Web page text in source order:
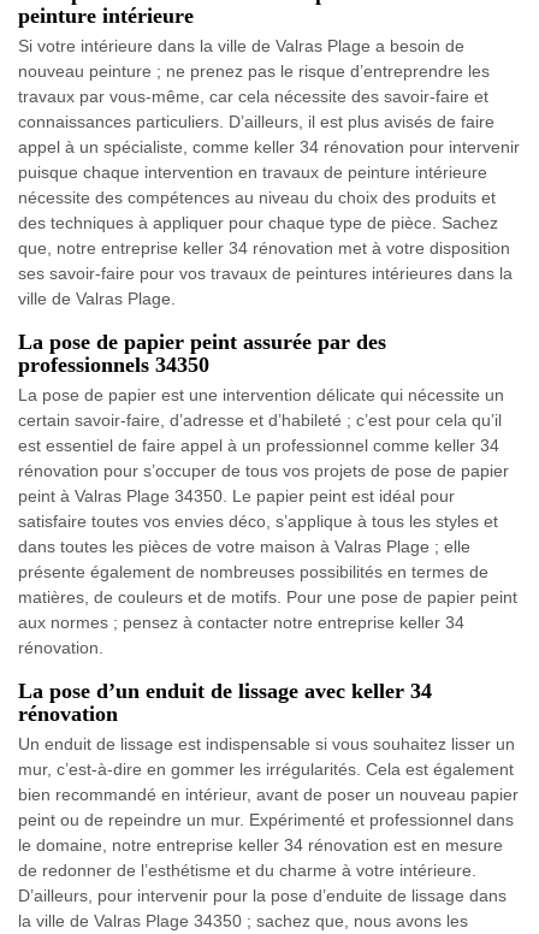
peinture intérieure
Si votre intérieure dans la ville de Valras Plage a besoin de
nouveau peinture ; ne prenez pas le risque d’entreprendre les
travaux par vous-même, car cela nécessite des savoir-faire et
connaissances particuliers. D’ailleurs, il est plus avisés de faire
appel à un spécialiste, comme keller 34 rénovation pour intervenir
puisque chaque intervention en travaux de peinture intérieure
nécessite des compétences au niveau du choix des produits et
des techniques à appliquer pour chaque type de pièce. Sachez
que, notre entreprise keller 34 rénovation met à votre disposition
ses savoir-faire pour vos travaux de peintures intérieures dans la
ville de Valras Plage.
La pose de papier peint assurée par des
professionnels 34350
La pose de papier est une intervention délicate qui nécessite un
certain savoir-faire, d’adresse et d’habileté ; c’est pour cela qu’il
est essentiel de faire appel à un professionnel comme keller 34
rénovation pour s’occuper de tous vos projets de pose de papier
peint à Valras Plage 34350. Le papier peint est idéal pour
satisfaire toutes vos envies déco, s’applique à tous les styles et
dans toutes les pièces de votre maison à Valras Plage ; elle
présente également de nombreuses possibilités en termes de
matières, de couleurs et de motifs. Pour une pose de papier peint
aux normes ; pensez à contacter notre entreprise keller 34
rénovation.
La pose d’un enduit de lissage avec keller 34
rénovation
Un enduit de lissage est indispensable si vous souhaitez lisser un
mur, c’est-à-dire en gommer les irrégularités. Cela est également
bien recommandé en intérieur, avant de poser un nouveau papier
peint ou de repeindre un mur. Expérimenté et professionnel dans
le domaine, notre entreprise keller 34 rénovation est en mesure
de redonner de l’esthétisme et du charme à votre intérieure.
D’ailleurs, pour intervenir pour la pose d’enduite de lissage dans
la ville de Valras Plage 34350 ; sachez que, nous avons les